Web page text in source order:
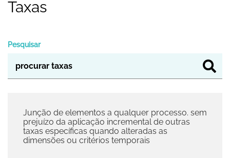
Taxas
Pesquisar
Junção de elementos a qualquer processo. sem
prejuízo da aplicação incremental de outras
taxas específicas quando alteradas as
dimensões ou critérios temporais